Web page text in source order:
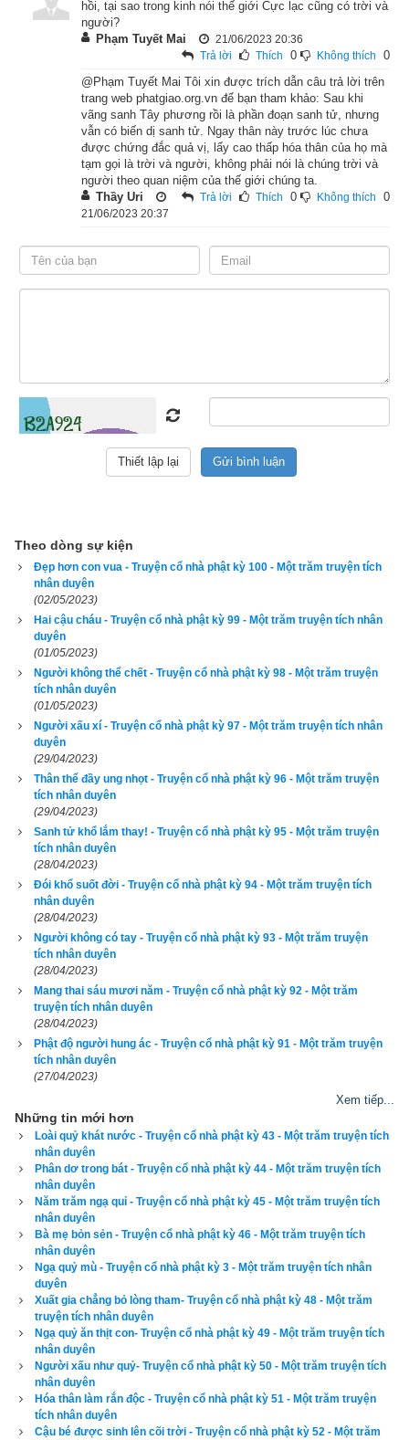
Phật bảo Mục-kiền-liên: “Ngươi hãy chú tâm lắng nghe, ta sẽ
vì ngươi mà phân biệt giảng nói.
“Về thuở quá khứ cách đây đã vô số kiếp, xứ Ba-la-nại nhân
dân hòa thuận, sung túc, chẳng có nạn binh đao tranh chấp.
“Bấy giờ có vị trưởng giả tên là Hiền Thiện, tâm tánh nhu hòa,
hiền hậu, có lòng tin sâu nơi Tam bảo, thường làm việc bố thí,
cúng dường, khắp nơi đều nghe tiếng.
Thiện. Ông ân cần đón rước vào nhà, gọi vợ ra căn dặn rằng:
‘Tôi có chút việc phải đi ngay, bà hãy thay tôi mang thức ăn ra
rồi, liền tự nghĩ rằng: ‘Hôm nay nếu cho ông ấy thức ăn, chắc
rằng ngày sau lại đến nữa, những người như thế này thật là
đáng ghét.’ Nghĩ vậy rồi, liền giả vờ mời vị tỳ-kheo ấy vào
phòng trong, xong khóa cửa nhốt lại suốt ngày ấy chẳng cho
làm thân ngạ quỷ, thọ khổ như vậy.”
Phật lại nói với Mục-kiền-liên rằng: “Người vợ trưởng giả ngày
trước ác tâm bỏ đói vị tỳ-kheo ấy, nay chính là ngạ quỷ mà
ngươi gặp đó. Do vậy, tỳ-kheo các ngươi nên tu hạnh bố thí,
chẳng nên giữ tâm tham lam, bủn xỉn.”
Phật thuyết nhân duyên đọa ngạ quỷ của Phú-na-kỳ, chư tỳ-
kheo trong chúng hội liền lìa bỏ lòng tham lam, sân hận, lánh
sợ đường sinh tử, có người đắc quả Tu-đà-hoàn, có người
đắc quả Tư-đà-hàm, có người đắc quả A-na-hàm, có người
đắc quả A-La-hán, lại có nhiều người phát tâm cầu quả Phật
Bích-chi, cũng có người phát tâm cầu quả vô thượng Bồ-đề.
Các vị tỳ-kheo nghe Phật thuyết nhân duyên này xong thảy
đều vui mừng tin nhận
Để đọc online trọn bộ Sách Một trăm truyện tích nhân duyên
kích vào đây
. Hãy ủng hộ website bằng cách truy cập lịch vạn
niên trên xemvm.com. Lịch vạn niên của chúng tôi không chỉ
có các tính năng cơ bản như đổi lịch dương sang lịch âm,
can chi, lịch tiết khí, xem ngày giờ Hoàng Đạo – Hắc Đạo
xem ngày theo Ngọc hạp thông thư,
bát tú mà còn có nhiều tính năng nâng cao khác như xem
ngày xung khắc với tuổi
xem ngày theo Đổng Công tuyển nhật (12
trực), Bành Tổ kỵ nhật
chọn hướng tốt xuất hành, xem giờ tốt theo Lý Thuần Phong,
Quỷ Cốc Tử, xem ngày tốt xấu theo dân gian…nên vinh dự
được độc giả bình chọn là phần mềm lịch vạn niên số 1 hiện
nay. Phiên bản
không những giao diện đẹp, dễ sử dụng mà còn luận giải
chính xác và chi tiết từng mục giúp độc giả dễ dàng lựa chọn
được ngày tốt, giờ đẹp để khởi sự công việc. Hãy thử một lần
để cảm nhận sự khác biệt so với các phần mềm lịch vạn sự
khác.
Lịch vạn niên - Chọn giờ tốt ngày đẹp
hồi, tại sao trong kinh nói thế giới Cực lạc cũng có trời và
người?
Phạm Tuyết Mai
Trả lời Thích 0 Không thích 0
21/06/2023 20:36
@Phạm Tuyết Mai Tôi xin được trích dẫn câu trả lời trên
trang web phatgiao.org.vn để bạn tham khảo: Sau khi
vãng sanh Tây phương rồi là phần đoạn sanh tử, nhưng
vẫn có biến dị sanh tử. Ngay thân này trước lúc chưa
được chứng đắc quả vị, lấy cao thấp hóa thân của họ mà
tạm gọi là trời và người, không phải nói là chúng trời và
người theo quan niệm của thế giới chúng ta.
Thầy Uri
Trả lời Thích 0 Không thích 0
21/06/2023 20:37
Theo dòng sự kiện
Đẹp hơn con vua - Truyện cổ nhà phật kỳ 100 - Một trăm truyện tích
nhân duyên
(02/05/2023)
Hai cậu cháu - Truyện cổ nhà phật kỳ 99 - Một trăm truyện tích nhân
duyên
(01/05/2023)
Người không thể chết - Truyện cổ nhà phật kỳ 98 - Một trăm truyện
tích nhân duyên
(01/05/2023)
Người xấu xí - Truyện cổ nhà phật kỳ 97 - Một trăm truyện tích nhân
duyên
(29/04/2023)
Thân thể đầy ung nhọt - Truyện cổ nhà phật kỳ 96 - Một trăm truyện
tích nhân duyên
(29/04/2023)
Sanh tử khổ lắm thay! - Truyện cổ nhà phật kỳ 95 - Một trăm truyện
tích nhân duyên
(28/04/2023)
Đói khổ suốt đời - Truyện cổ nhà phật kỳ 94 - Một trăm truyện tích
nhân duyên
(28/04/2023)
Người không có tay - Truyện cổ nhà phật kỳ 93 - Một trăm truyện
tích nhân duyên
(28/04/2023)
Mang thai sáu mươi năm - Truyện cổ nhà phật kỳ 92 - Một trăm
truyện tích nhân duyên
(28/04/2023)
Phật độ người hung ác - Truyện cổ nhà phật kỳ 91 - Một trăm truyện
tích nhân duyên
(27/04/2023)
Xem tiếp...
Những tin mới hơn
Loài quỷ khát nước - Truyện cổ nhà phật kỳ 43 - Một trăm truyện tích
nhân duyên
Phân dơ trong bát - Truyện cổ nhà phật kỳ 44 - Một trăm truyện tích
nhân duyên
Năm trăm ngạ quỉ - Truyện cổ nhà phật kỳ 45 - Một trăm truyện tích
nhân duyên
Bà mẹ bỏn sẻn - Truyện cổ nhà phật kỳ 46 - Một trăm truyện tích
nhân duyên
Ngạ quỷ mù - Truyện cổ nhà phật kỳ 3 - Một trăm truyện tích nhân
duyên
Xuất gia chẳng bỏ lòng tham- Truyện cổ nhà phật kỳ 48 - Một trăm
truyện tích nhân duyên
Ngạ quỷ ăn thịt con- Truyện cổ nhà phật kỳ 49 - Một trăm truyện tích
nhân duyên
Người xấu như quỷ- Truyện cổ nhà phật kỳ 50 - Một trăm truyện tích
nhân duyên
Hóa thân làm rắn độc - Truyện cổ nhà phật kỳ 51 - Một trăm truyện
tích nhân duyên
Cậu bé được sinh lên cõi trời - Truyện cổ nhà phật kỳ 52 - Một trăm